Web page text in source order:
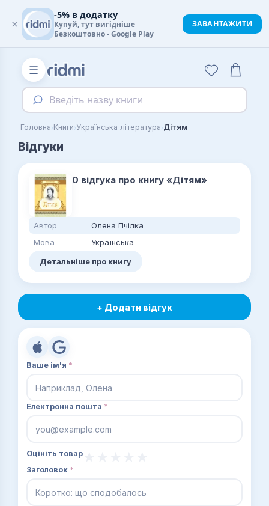
☰
Введіть назву книги
Головна›Книги›Українська література›Дітям
Відгуки
0 відгука про книгу «Дітям»
Автор
Олена Пчілка
Мова
Українська
Детальніше про книгу
+ Додати відгук
Ваше ім'я *
Електронна пошта *
Оцініть товар
Заголовок *
×
-5% в додатку
Купуй, тут вигідніше
Безкоштовно - Google Play
ЗАВАНТАЖИТИ